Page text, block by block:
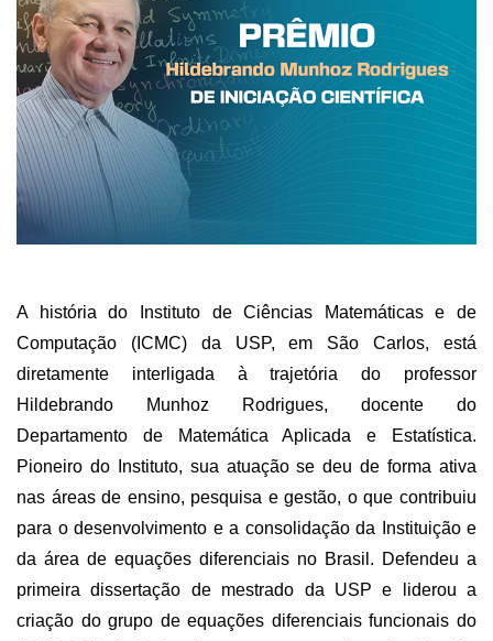
A história do Instituto de Ciências Matemáticas e de
Computação (ICMC) da USP, em São Carlos, está
diretamente interligada à trajetória do professor
Hildebrando Munhoz Rodrigues, docente do
Departamento de Matemática Aplicada e Estatística.
Pioneiro do Instituto, sua atuação se deu de forma ativa
nas áreas de ensino, pesquisa e gestão, o que contribuiu
para o desenvolvimento e a consolidação da Instituição e
da área de equações diferenciais no Brasil. Defendeu a
primeira dissertação de mestrado da USP e liderou a
criação do grupo de equações diferenciais funcionais do